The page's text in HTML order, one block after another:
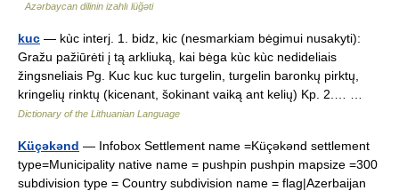
Azərbaycan dilinin izahlı lüğəti
kuc — kùc interj. 1. bidz, kic (nesmarkiam bėgimui nusakyti):
Gražu pažiūrėti į tą arkliuką, kai bėga kùc kùc nedideliais
žingsneliais Pg. Kuc kuc kuc turgelin, turgelin baronkų pirktų,
kringelių rinktų (kicenant, šokinant vaiką ant kelių) Kp. 2.… …
Dictionary of the Lithuanian Language
Küçəkənd — Infobox Settlement name =Küçəkənd settlement
type=Municipality native name = pushpin pushpin mapsize =300
subdivision type = Country subdivision name = flag|Azerbaijan